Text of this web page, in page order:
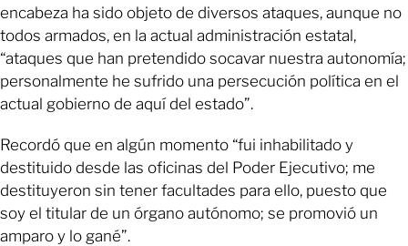
encabeza ha sido objeto de diversos ataques, aunque no
todos armados, en la actual administración estatal,
“ataques que han pretendido socavar nuestra autonomía;
personalmente he sufrido una persecución política en el
actual gobierno de aquí del estado”.
Recordó que en algún momento “fui inhabilitado y
destituido desde las oficinas del Poder Ejecutivo; me
destituyeron sin tener facultades para ello, puesto que
soy el titular de un órgano autónomo; se promovió un
amparo y lo gané”.